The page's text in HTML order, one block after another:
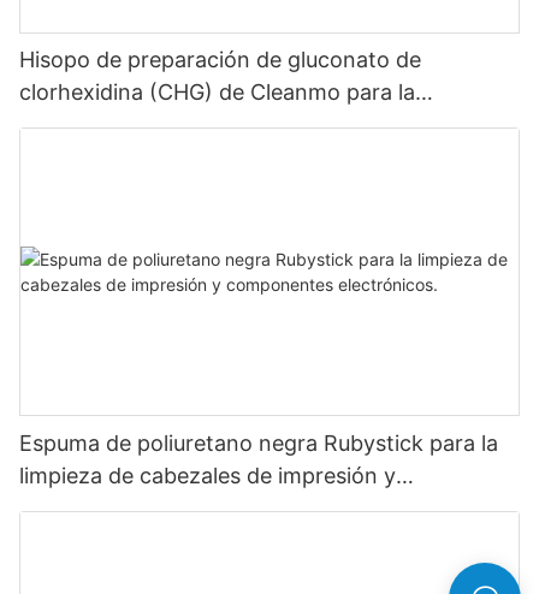
Hisopo de preparación de gluconato de
clorhexidina (CHG) de Cleanmo para la
preparación de la piel de periféricos
Espuma de poliuretano negra Rubystick para la
limpieza de cabezales de impresión y
componentes electrónicos.